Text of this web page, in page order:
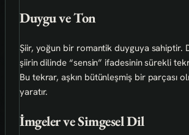
Duygu ve Ton
Şiir, yoğun bir romantik duyguya sahiptir.
şiirin dilinde “sensin” ifadesinin sürekli
Bu tekrar, aşkın bütünleşmiş bir parçası
yaratır.
İmgeler ve Simgesel Dil